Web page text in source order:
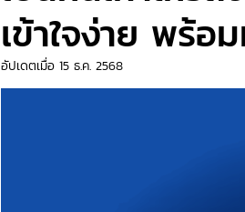
เข้าใจง่าย พร้
อัปเดตเมื่อ 15 ธ.ค. 2568